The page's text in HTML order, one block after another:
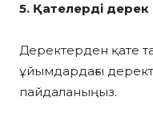
5. Қателерді
Деректерден қате
ұйымдардағы
пайдаланыңыз.